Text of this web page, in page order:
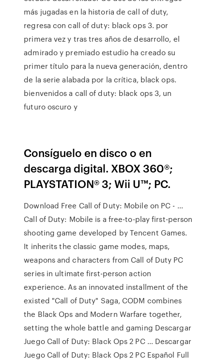
más jugadas en la historia de call of duty,
regresa con call of duty: black ops 3. por
primera vez y tras tres años de desarrollo, el
admirado y premiado estudio ha creado su
primer título para la nueva generación, dentro
de la serie alabada por la crítica, black ops.
bienvenidos a call of duty: black ops 3, un
futuro oscuro y
Consíguelo en disco o en
descarga digital. XBOX 360®;
PLAYSTATION® 3; Wii U™; PC.
Download Free Call of Duty: Mobile on PC - …
Call of Duty: Mobile is a free-to-play first-person
shooting game developed by Tencent Games.
It inherits the classic game modes, maps,
weapons and characters from Call of Duty PC
series in ultimate first-person action
experience. As an innovated installment of the
existed "Call of Duty" Saga, CODM combines
the Black Ops and Modern Warfare together,
setting the whole battle and gaming Descargar
Juego Call of Duty: Black Ops 2 PC … Descargar
Juego Call of Duty: Black Ops 2 PC Español Full